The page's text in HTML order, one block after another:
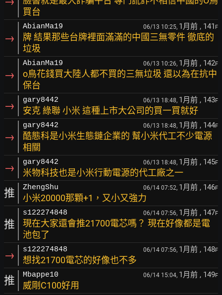
買台
→
AbianMa19 06/13 10:25, 1月前 , 141 F
牌 結果那些台牌裡面滿滿的中國三無零件 徹底的
垃圾
→
AbianMa19 06/13 10:26, 1月前 , 142F
o鳥花錢買大陸人都不買的三無垃圾 還以為在抗中
保台
→ gary8442 06/13 18:48, 1月前 , 143F
安克 綠聯 小米 這種上市大公司的買一買就好
→
gary8442 06/13 18:48, 1月前 , 144F
酷態科是小米生態鏈企業的 幫小米代工不少電源
相關
→ gary8442 06/13 18:48, 1月前 , 145F
米物科技也是小米行動電源的代工廠之一
推 ZhengShu 06/14 07:52, 1月前 , 146F
小米20000那顆+1，又小又強力
推
s122274848 06/14 07:56, 1月前 , 147F
現在大家還會推21700電芯嗎？ 現在好像都是電
池包了
→ s122274848 06/14 07:56, 1月前 , 148F
想找21700電芯的好像也不多
推 Mbappe10 06/14 15:04, 1月前 , 149F
威剛C100好用